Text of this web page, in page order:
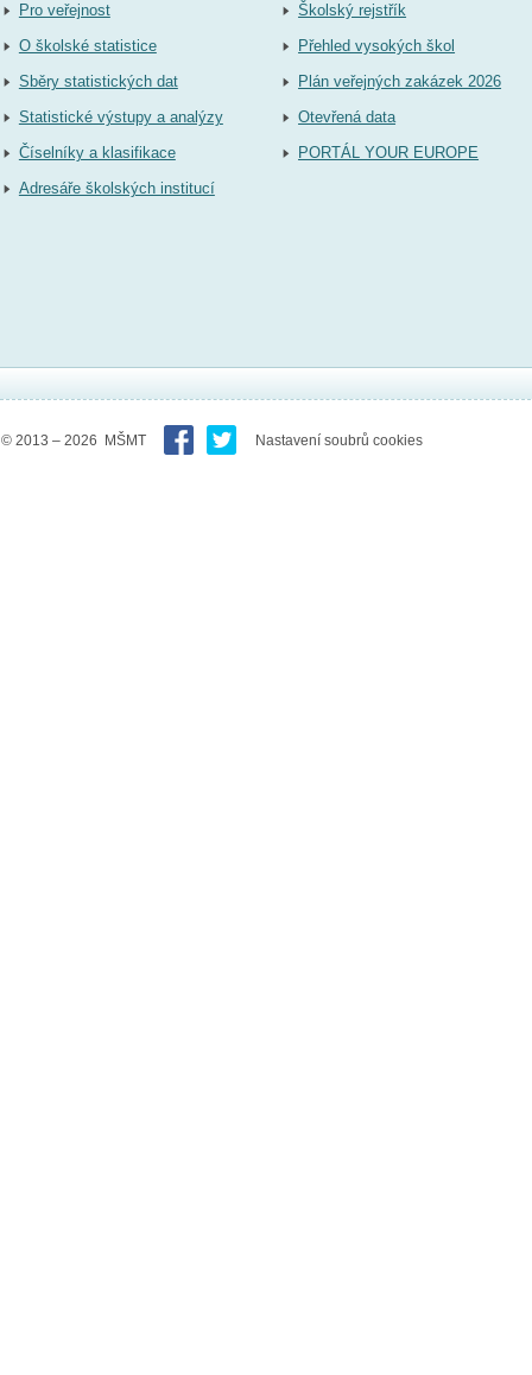
Pro veřejnost
O školské statistice
Sběry statistických dat
Statistické výstupy a analýzy
Číselníky a klasifikace
Adresáře školských institucí
Školský rejstřík
Přehled vysokých škol
Plán veřejných zakázek 2026
Otevřená data
PORTÁL YOUR EUROPE
© 2013 – 2026 MŠMT Nastavení soubrů cookies